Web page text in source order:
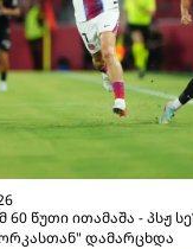
60 წუთი ითამაშა - პსჟ
დამარცხდა